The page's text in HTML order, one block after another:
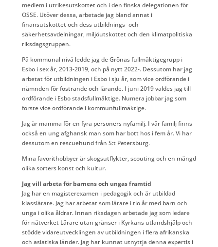
medlem i utrikesutskottet och i den finska delegationen för
OSSE. Utöver dessa, arbetade jag bland annat i
finansutskottet och dess utbildnings- och
säkerhetsavdelningar, miljöutskottet och den klimatpolitiska
riksdagsgruppen.
På kommunal nivå ledde jag de Grönas fullmäktigegrupp i
Esbo i sex år, 2013-2019, och på nytt 2022-. Dessutom har jag
arbetat för utbildningen i Esbo i sju år, som vice ordförande i
nämnden för fostrande och lärande. I juni 2019 valdes jag till
ordförande i Esbo stadsfullmäktige. Numera jobbar jag som
förste vice ordförande i kommunfullmäktige.
Jag är mamma för en fyra personers nyfamilj. I vår familj finns
också en ung afghansk man som har bott hos i fem år. Vi har
dessutom en rescuehund från S:t Petersburg.
Mina favorithobbyer är skogsutflykter, scouting och en mängd
olika sorters konst och kultur.
Jag vill arbeta för barnens och ungas framtid
Jag har en magisterexamen i pedagogik och är utbildad
klasslärare. Jag har arbetat som lärare i tio år med barn och
unga i olika åldrar. Innan riksdagen arbetade jag som ledare
för nätverket Lärare utan gränser i Kyrkans utlandshjälp och
stödde vidareutvecklingen av utbildningen i flera afrikanska
och asiatiska länder. Jag har kunnat utnyttja denna expertis i